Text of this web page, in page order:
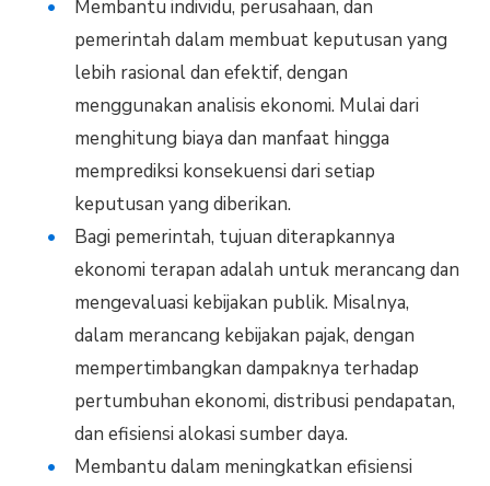
Membantu individu, perusahaan, dan
pemerintah dalam membuat keputusan yang
lebih rasional dan efektif, dengan
menggunakan analisis ekonomi. Mulai dari
menghitung biaya dan manfaat hingga
memprediksi konsekuensi dari setiap
keputusan yang diberikan.
Bagi pemerintah, tujuan diterapkannya
ekonomi terapan adalah untuk merancang dan
mengevaluasi kebijakan publik. Misalnya,
dalam merancang kebijakan pajak, dengan
mempertimbangkan dampaknya terhadap
pertumbuhan ekonomi, distribusi pendapatan,
dan efisiensi alokasi sumber daya.
Membantu dalam meningkatkan efisiensi